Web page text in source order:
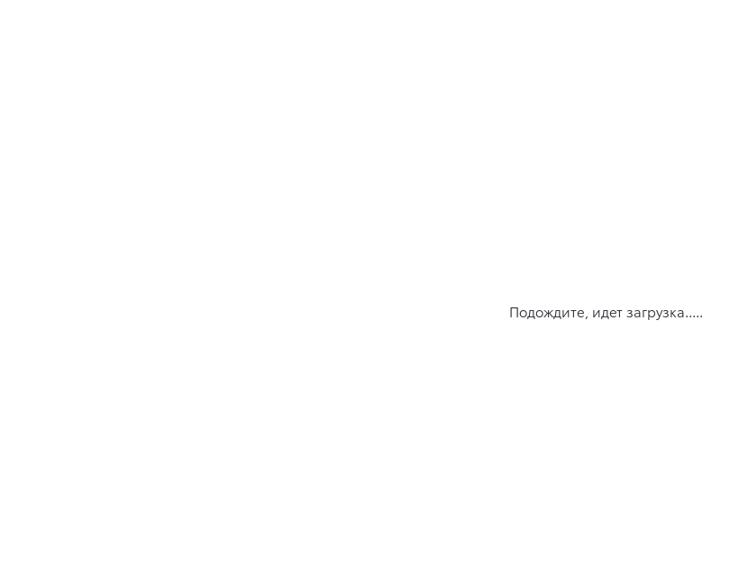
Подождите, идет загрузка.....